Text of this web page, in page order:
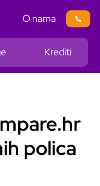
Krediti
O nama
polica